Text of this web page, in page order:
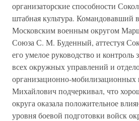
организаторские способности
штабная культура. Командовавший
Московским военным округом
Союза С. М. Буденный, аттестуя
его умелое руководство и контроль
всех окружных управлений и
организационно-мобилизационных
Михайлович подчеркивал, что
округа оказала положительное
уровня боевой подготовки войск